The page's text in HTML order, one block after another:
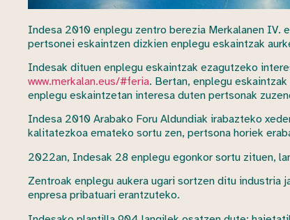
Indesa 2010 enplegu zentro berezia Merkalanen IV.
pertsonei eskaintzen dizkien enplegu eskaintzak
Indesak dituen enplegu eskaintzak ezagutzeko
www.merkalan.eus/#feria. Bertan, enplegu
enplegu eskaintzetan interesa duten pertsonak
Indesa 2010 Arabako Foru Aldundiak irabazteko
kalitatezkoa emateko sortu zen, pertsona horiek
2022an, Indesak 28 enplegu egonkor sortu zituen,
Zentroak enplegu aukera ugari sortzen ditu
enpresa pribatuari erantzuteko.